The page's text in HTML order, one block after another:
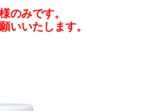
のみです。
いいたします。